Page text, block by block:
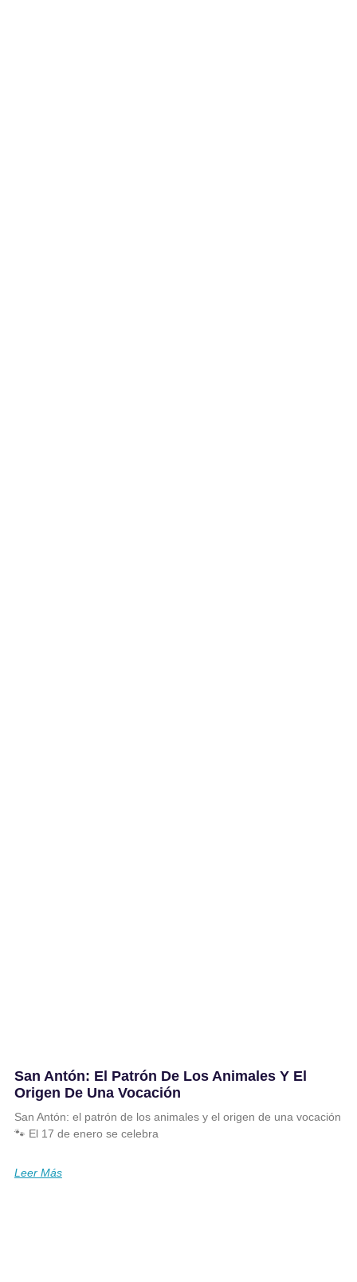
San Antón: El Patrón De Los Animales Y El
Origen De Una Vocación
San Antón: el patrón de los animales y el origen de una vocación
🐾 El 17 de enero se celebra
Leer Más